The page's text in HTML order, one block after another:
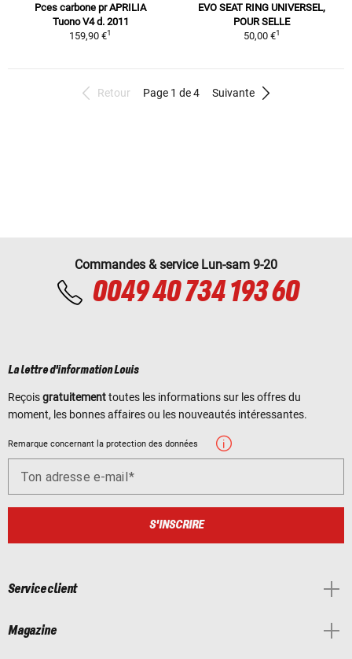
Pces carbone pr APRILIA
Tuono V4 d. 2011
159,90 €1
EVO SEAT RING UNIVERSEL,
POUR SELLE
50,00 €1
Retour Page 1 de 4 Suivante
Commandes & service Lun-sam 9-20
0049 40 734 193 60
La lettre d'information Louis
Reçoisgratuitementtoutes les informations sur les offres du
moment, les bonnes affaires ou les nouveautés intéressantes.
Remarque concernant la protection des données
Ton adresse e-mail
S'INSCRIRE
Service client
Magazine